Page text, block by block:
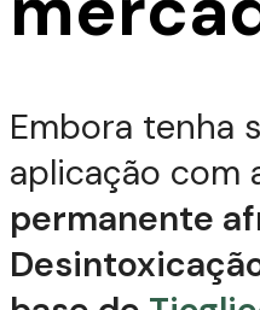
Embora tenha
aplicação com
permanente